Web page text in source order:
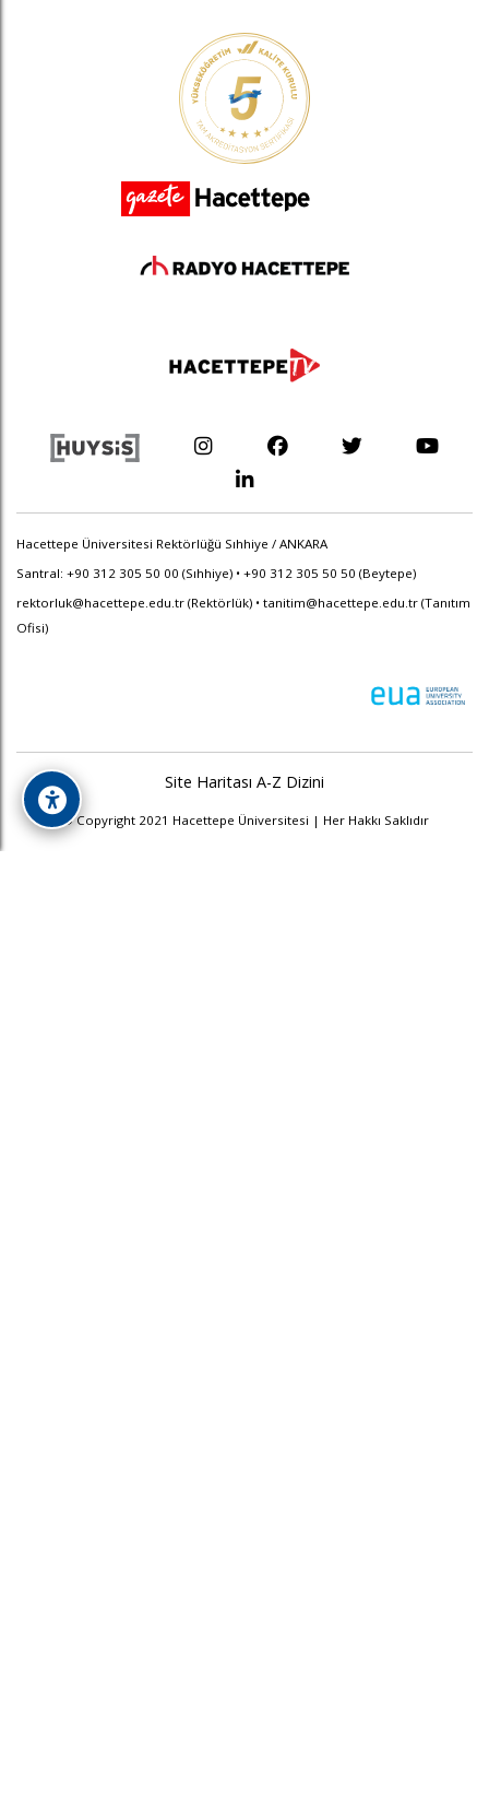
Hacettepe Üniversitesi Rektörlüğü Sıhhiye / ANKARA
Santral: +90 312 305 50 00 (Sıhhiye) • +90 312 305 50 50 (Beytepe)
rektorluk@hacettepe.edu.tr (Rektörlük) • tanitim@hacettepe.edu.tr (Tanıtım
Ofisi)
Site Haritası A-Z Dizini
© Copyright 2021 Hacettepe Üniversitesi | Her Hakkı Saklıdır